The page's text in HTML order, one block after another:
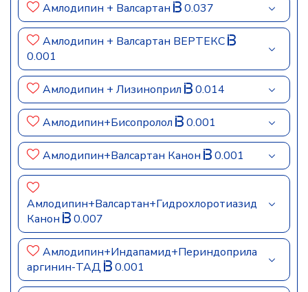
Амлодипин + Валсартан 0.037
Амлодипин + Валсартан ВЕРТЕКС
0.001
Амлодипин + Лизиноприл 0.014
Амлодипин+Бисопролол 0.001
Амлодипин+Валсартан Канон 0.001
Амлодипин+Валсартан+Гидрохлоротиазид
Канон
0.007
Амлодипин+Индапамид+Периндоприла
аргинин-ТАД
0.001